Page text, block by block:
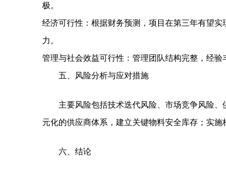
极。
经济可行性：根据财务预测，项目在第三年有望
力。
管理与社会效益可行性：管理团队结构完整，经
五、风险分析与应对措施
主要风险包括技术迭代风险、市场竞争风险
元化的供应商体系，建立关键物料安全库存；实施
六、结论